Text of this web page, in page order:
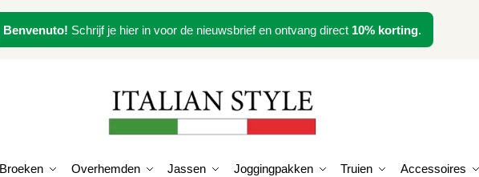
Benvenuto! Schrijf je hier in voor de nieuwsbrief en ontvang direct 10% korting.
Broeken Overhemden Jassen Joggingpakken Truien Accessoires